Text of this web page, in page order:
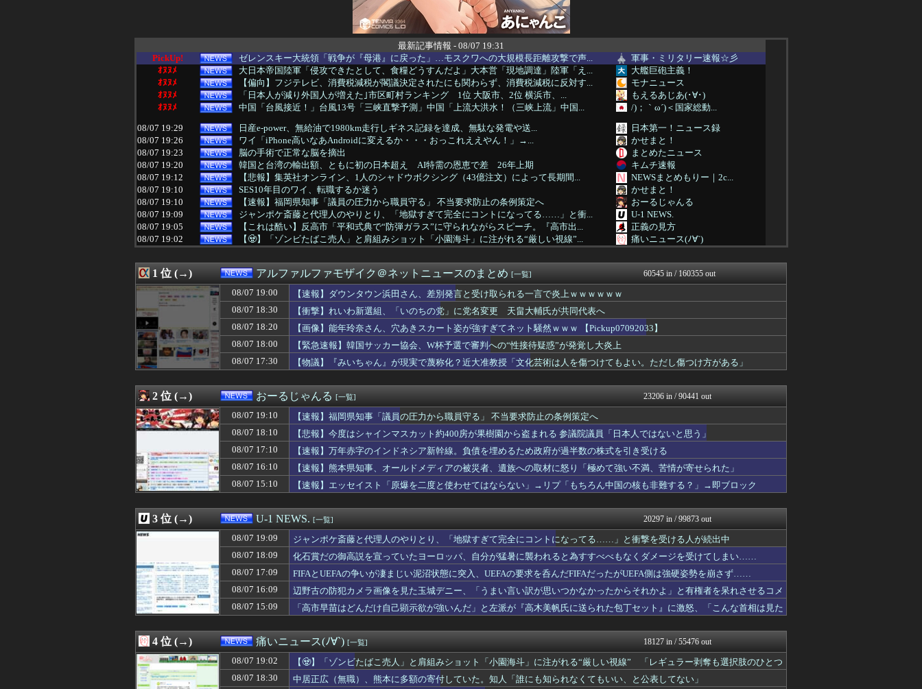
最新記事情報 - 08/07 19:31
PickUp!
ゼレンスキー大統領「戦争が『母港』に戻った」…モスクワへの大規模長距離攻撃で声...
軍事・ミリタリー速報☆彡
ｵﾇﾇﾒ
大日本帝国陸軍「侵攻できたとして、食糧どうすんだよ」大本営「現地調達」陸軍「え...
大艦巨砲主義！
ｵﾇﾇﾒ
【偏向】フジテレビ、消費税減税が閣議決定されたにも関わらず、消費税減税に反対す...
モナニュース
ｵﾇﾇﾒ
「日本人が減り外国人が増えた｣市区町村ランキング 1位 大阪市、2位 横浜市、...
もえるあじあ(･∀･)
ｵﾇﾇﾒ
中国「台風接近！」台風13号「三峡直撃予測」中国「上流大洪水！（三峡上流」中国...
/)；｀ω´)＜国家総動...
08/07 19:29
日産e-power、無給油で1980km走行しギネス記録を達成、無駄な発電や送...
日本第一！ニュース録
08/07 19:26
ワイ「iPhone高いなあAndroidに変えるか・・・おっこれええやん！」→...
かせまと！
08/07 19:23
脳の手術で正常な脳を摘出
まとめたニュース
08/07 19:20
韓国と台湾の輸出額、ともに初の日本超え AI特需の恩恵で差 26年上期
キムチ速報
08/07 19:12
【悲報】集英社オンライン、1人のシャドウボクシング（43億注文）によって長期間...
NEWSまとめもりー｜2c...
08/07 19:10
SES10年目のワイ、転職するか迷う
かせまと！
08/07 19:10
【速報】福岡県知事「議員の圧力から職員守る」 不当要求防止の条例策定へ
おーるじゃんる
08/07 19:09
ジャンポケ斎藤と代理人のやりとり、「地獄すぎて完全にコントになってる……」と衝...
U-1 NEWS.
08/07 19:05
【これは酷い】反高市「平和式典で“防弾ガラス”に守られながらスピーチ。『高市出...
正義の見方
08/07 19:02
【🧟】「ゾンビたばこ売人」と肩組みショット「小園海斗」に注がれる“厳しい視線”...
痛いニュース(ﾉ∀`)
08/07 19:00
共通する要因「若年」「低収入」「ネット・SNS情報」反ワクチン情報を信じる人の...
みそパンNEWS
08/07 19:00
【悲報】 週刊少年ジャンプさん、最大発行部数653万部から急降下でついに「10...
投資ちゃんねる
08/07 18:55
熊本県知事、オールドメディアの被災者、遺族への取材に怒り「極めて強い不満、苦情...
08/07 18:51
石破茂前総理「ウクライナが核放棄しなければロシア侵攻しなかった」！
軍事・ミリタリー速報☆彡
08/07 18:50
ミツオカ、新型スポーツカーのティザー画像「第3弾」を公開！
08/07 18:45
コールセンター勤務だけど毎日客に怒鳴られもう限界
ふぇー速
08/07 18:41
施工管理2年目だけど退職を決意w
ふぇー速
08/07 18:40
中国製の自動車。プラスチック部品はクッキーのように脆い
にゅーすアルー！
08/07 18:30
ショートスリーパー堀大輔さん、生配信で「寝たほうがいんじゃないですか？」という...
オレ的ゲーム速報＠刃
08/07 18:30
中居正広（無職）、熊本に多額の寄付していた。知人「誰にも知られなくてもいい、と...
痛いニュース(ﾉ∀`)
08/07 18:29
経済大国の日本、世界に売るものがなさすぎて史上初めて韓国台湾に輸出額抜かされ
日本第一！ニュース録
08/07 18:24
れいわ新選組、公式グッズ半額セールｗｗｗｗ
08/07 18:21
【悲報】れいわ大石あきこさん、活動休止。
まとめたニュース
【画像】能年玲奈さん、穴あきスカート姿が強すぎてネット騒然ｗｗｗ 【Picku...
アルファルファモザイク＠ネ...
【衝撃】大阪府警、ミナミの“ベトナムビル”を家宅捜索した結果・・・・・・
NEWSまとめもりー｜2c...
08/07 18:10
【悲報】今度はシャインマスカット約400房が果樹園から盗まれる 参議院議員「日...
おーるじゃんる
08/07 18:09
化石賞だの御高説を宣っていたヨーロッパ、自分が猛暑に襲われると為すすべべもなく...
U-1 NEWS.
08/07 18:08
【！】左派「広島平和式典で女子児童を警察が取り押さえて無理矢理、排除しました！...
政経ワロスまとめニュース♪
08/07 18:05
危険物乙4さん合格率30%の難関試験になる
ふぇー速
08/07 18:03
【朗報】「ドラゴン桜」フルカラー 版 全巻70円セールｗｗｗｗｗｗｗｗ スポー...
watch＠２ちゃんねる
08/07 18:01
万年赤字のインドネシア新幹線。負債を埋めるため政府が過半数の株式を引き受ける
痛いニュース(ﾉ∀`)
【悲報】ラッパーさん、札束披露するもネット民から「新社会人の初ボーナスくらいし...
投資ちゃんねる
08/07 18:00
【人口】日本人が減り「外国人が増えた」市区町村ランキング…5位は埼玉県川口市、...
黒マッチョニュース
08/07 18:00
中国外交部「日本は被害者面やめて、原爆落とされた状況を反省すべき」
オレ的ゲーム速報＠刃
08/07 18:00
【偏向】フジテレビ、消費税減税が閣議決定されたにも関わらず、消費税減税に反対す...
モナニュース
08/07 18:00
【緊急速報】韓国サッカー協会、W杯予選で審判への“性接待疑惑”が発覚し大炎上
アルファルファモザイク＠ネ...
08/07 18:00
【人口】日本人が減り「外国人が増えた」市区町村ランキング…5位は埼玉県川口市、...
みそパンNEWS
08/07 18:00
文在寅、航空未経験の娘婿を重役にして収賄で起訴された
ネトウヨにゅーす
08/07 17:55
中国にて、誰も欲しがらないEVを「売れたこと」にして補助金を騙し取る事案が横行...
国難にあってもの申す！！
08/07 17:51
ALLDOCUBEの新型8.8インチタブレット｢iPlay 80 mini T...
理想ちゃんねる
08/07 17:40
X民「クレーンゲームで飲むヨーグルト取れた！ちゃんと冷蔵庫で冷やされてたし問題...
オレ的ゲーム速報＠刃
08/07 17:37
韓国陸軍の射撃訓練中だったK1E1戦車で火災、乗員は避難…エンジンルーム付近か...
軍事・ミリタリー速報☆彡
1 位 (→) アルファルファモザイク＠ネットニュースのまとめ [一覧] 60545 in / 160355 out
08/07 19:00
【速報】ダウンタウン浜田さん、差別発言と受け取られる一言で炎上ｗｗｗｗｗｗ
08/07 18:30
【衝撃】れいわ新選組、「いのちの党」に党名変更 天畠大輔氏が共同代表へ
08/07 18:20
【画像】能年玲奈さん、穴あきスカート姿が強すぎてネット騒然ｗｗｗ 【Pickup07092033】
08/07 18:00
【緊急速報】韓国サッカー協会、W杯予選で審判への“性接待疑惑”が発覚し大炎上
08/07 17:30
【物議】『みいちゃん』が現実で蔑称化？近大准教授「文化芸術は人を傷つけてもよい。ただし傷つけ方がある」
2 位 (→) おーるじゃんる [一覧] 23206 in / 90441 out
08/07 19:10
【速報】福岡県知事「議員の圧力から職員守る」 不当要求防止の条例策定へ
08/07 18:10
【悲報】今度はシャインマスカット約400房が果樹園から盗まれる 参議院議員「日本人ではないと思う」
08/07 17:10
【速報】万年赤字のインドネシア新幹線。負債を埋めるため政府が過半数の株式を引き受ける
08/07 16:10
【速報】熊本県知事、オールドメディアの被災者、遺族への取材に怒り「極めて強い不満、苦情が寄せられた」
08/07 15:10
【速報】エッセイスト「原爆を二度と使わせてはならない」→リプ「もちろん中国の核も非難する？」→即ブロック
3 位 (→) U-1 NEWS. [一覧] 20297 in / 99873 out
08/07 19:09
ジャンポケ斎藤と代理人のやりとり、「地獄すぎて完全にコントになってる……」と衝撃を受ける人が続出中
08/07 18:09
化石賞だの御高説を宣っていたヨーロッパ、自分が猛暑に襲われると為すすべべもなくダメージを受けてしまい……
08/07 17:09
FIFAとUEFAの争いが凄まじい泥沼状態に突入、UEFAの要求を呑んだFIFAだったがUEFA側は強硬姿勢を崩さず……
08/07 16:09
辺野古の防犯カメラ画像を見た玉城デニー、「うまい言い訳が思いつかなかったからそれかよ」と有権者を呆れさせるコメ
ントを……
08/07 15:09
「高市早苗はどんだけ自己顕示欲が強いんだ」と左派が『高木美帆氏に送られた包丁セット』に激怒、「こんな首相は見た
4 位 (→) 痛いニュース(ﾉ∀`) [一覧] 18127 in / 55476 out
08/07 19:02
【🧟】「ゾンビたばこ売人」と肩組みショット「小園海斗」に注がれる“厳しい視線” 「レギュラー剥奪も選択肢のひとつ
に」
08/07 18:30
中居正広（無職）、熊本に多額の寄付していた。知人「誰にも知られなくてもいい、と公表してない」